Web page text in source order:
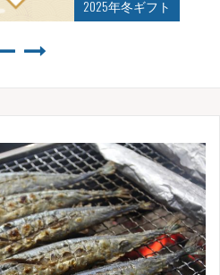
2025年夏ギフト始まりました！